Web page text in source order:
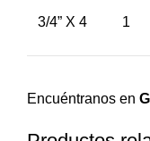
3/4” X 4 1
Encuéntranos en